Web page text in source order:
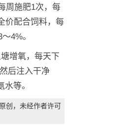
周施肥1次，每
价配合饲料，每
4%。
增氧，每天下
后注入干净
等。
创，未经作者许可